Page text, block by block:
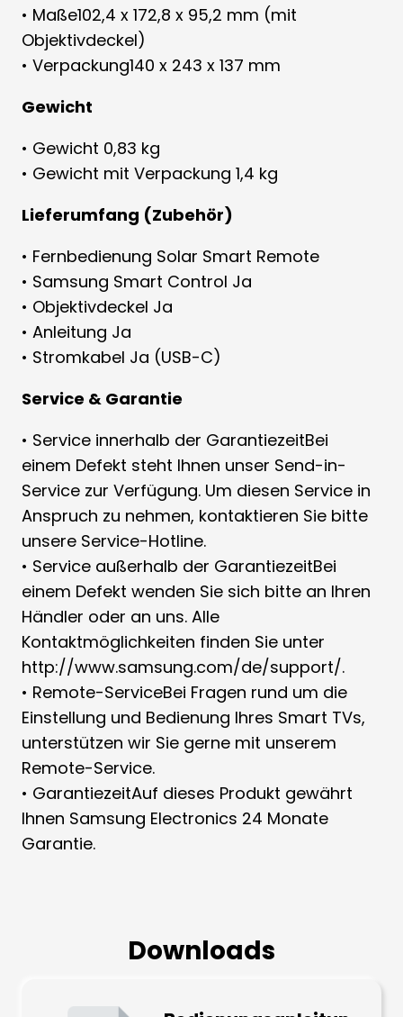
• Maße102,4 x 172,8 x 95,2 mm (mit
Objektivdeckel)
• Verpackung140 x 243 x 137 mm
Gewicht
• Gewicht 0,83 kg
• Gewicht mit Verpackung 1,4 kg
Lieferumfang (Zubehör)
• Fernbedienung Solar Smart Remote
• Samsung Smart Control Ja
• Objektivdeckel Ja
• Anleitung Ja
• Stromkabel Ja (USB-C)
Service & Garantie
• Service innerhalb der GarantiezeitBei
einem Defekt steht Ihnen unser Send-in-
Service zur Verfügung. Um diesen Service in
Anspruch zu nehmen, kontaktieren Sie bitte
unsere Service-Hotline.
• Service außerhalb der GarantiezeitBei
einem Defekt wenden Sie sich bitte an Ihren
Händler oder an uns. Alle
Kontaktmöglichkeiten finden Sie unter
http://www.samsung.com/de/support/.
• Remote-ServiceBei Fragen rund um die
Einstellung und Bedienung Ihres Smart TVs,
unterstützen wir Sie gerne mit unserem
Remote-Service.
• GarantiezeitAuf dieses Produkt gewährt
Ihnen Samsung Electronics 24 Monate
Garantie.
Downloads